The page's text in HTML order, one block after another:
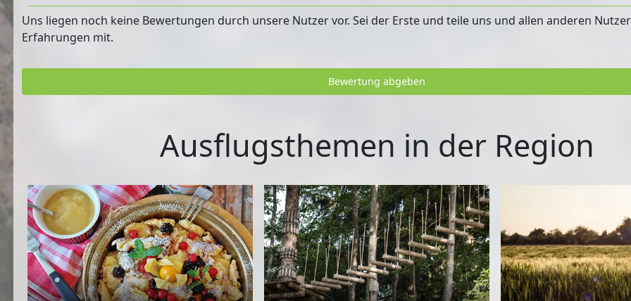
Uns liegen noch keine Bewertungen durch unsere Nutzer vor. Sei der Erste und teile uns und allen anderen
Erfahrungen mit.
Bewertung abgeben
Ausflugsthemen in der Region